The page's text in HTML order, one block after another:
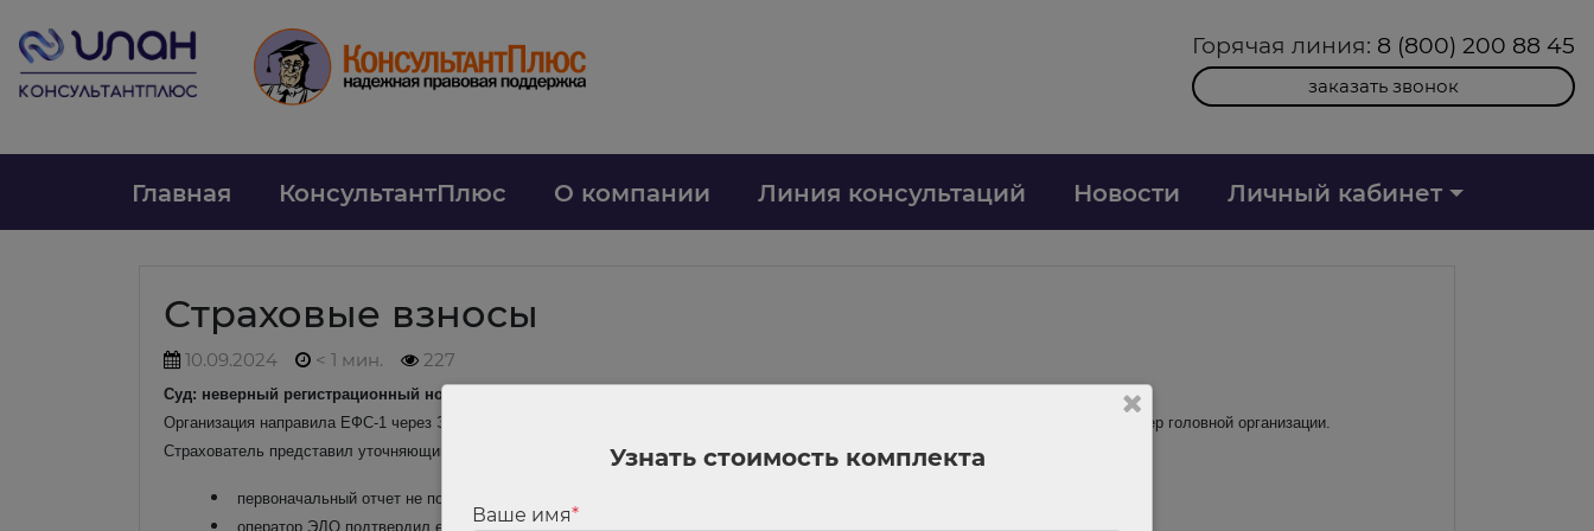
Горячая линия: 8 (800) 200 88 45
заказать звонок
Главная КонсультантПлюс О компании Линия консультаций Новости Личный кабинет
Страховые взносы
10.09.2024 < 1 мин. 227
Суд: неверный регистрационный номер в ЕФС-1 не основание считать отчет не представленным
Организация направила ЕФС-1 через ЭДО. Позднее она обнаружила, что вместо регистрационного номера подразделения указала номер головной организации.
Страхователь представил уточняющий отчет. СФР его оштрафовал за неподачу расчета в срок.Суды наказание отменили:
первоначальный отчет не получил отрицательных результатов при проверке;
оператор ЭДО подтвердил его отправку в срок;
Узнать стоимость комплекта
Ваше имя*